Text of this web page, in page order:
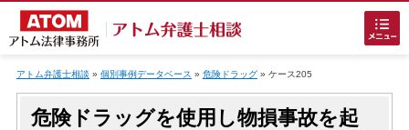
アトム弁護士相談 » 個別事例データベース » 危険ドラッグ» ケース205
危険ドラッグを使用し物損事故を起